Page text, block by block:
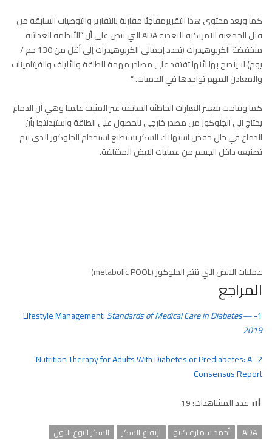
كما ويعد محتوى هذا التقريرمفاجئا مقارنة بالتقارير والتوصيات السابقة من
قبل الجمعية الامريكية للتغذية ADA التي تنص على أن “الأنظمة الغذائية
منخفضة الكربوهيدرات (تحدد إجمالي الكربوهيدرات إلى أقل من 130 جم /
يوم) لا ينصح بها لأنها تفتقد على مصادر مهمة للطاقة والألياف والفيتامينات
والمعادن المهم تواجدها في الحميات. “
كما وقامت بتغيير العبارات الخاطئة السابقة غير المثبتة علميا وهي أن الدماغ
يحتاج الى الجلوكوز من مصدر خارجي للحصول على الطاقة واستبدلتها بأن
الدماغ في حال خفض استهلاك السكر يستطيع استخدام الجلوكوز الذي يتم
تصنيعه داخل الجسم من عمليات الايض المختلفة.
عمليات الايض التي تنتج الجلوكوز (metabolic POOL)
المراجع
1- Lifestyle Management:
Standards of Medical Care in Diabetes—
2019
2- Nutrition Therapy for Adults With Diabetes or Prediabetes: A
Consensus Report
عدد المشاهدات:19
ADA أحمد سمارة كيتو ارتفاع السكر
السكر النوع الاول